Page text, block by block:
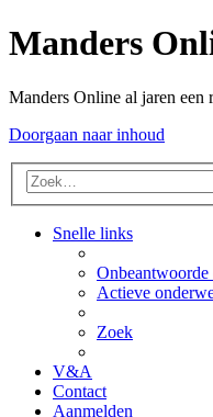
Manders
Manders Online al jaren een
Doorgaan naar inhoud
Snelle links
Actieve
Zoek
V&A
Contact
Aanmelden